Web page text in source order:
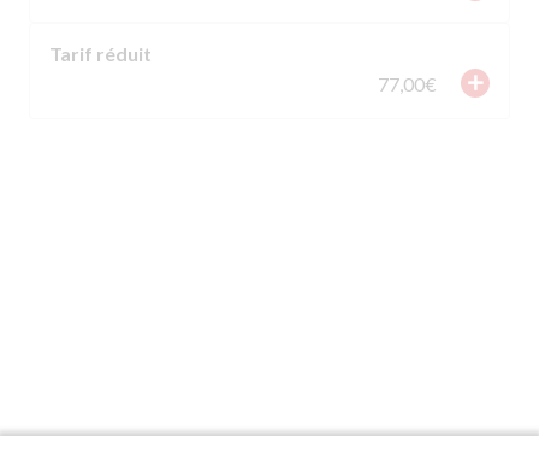
Tarif réduit
77,00€
add